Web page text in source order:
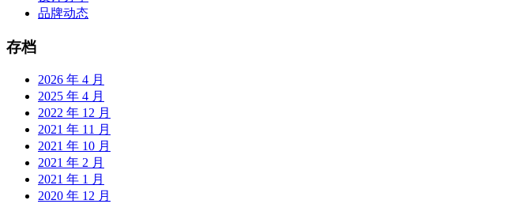
品牌动态
存档
2026 年 4 月
2025 年 4 月
2022 年 12 月
2021 年 11 月
2021 年 10 月
2021 年 2 月
2021 年 1 月
2020 年 12 月